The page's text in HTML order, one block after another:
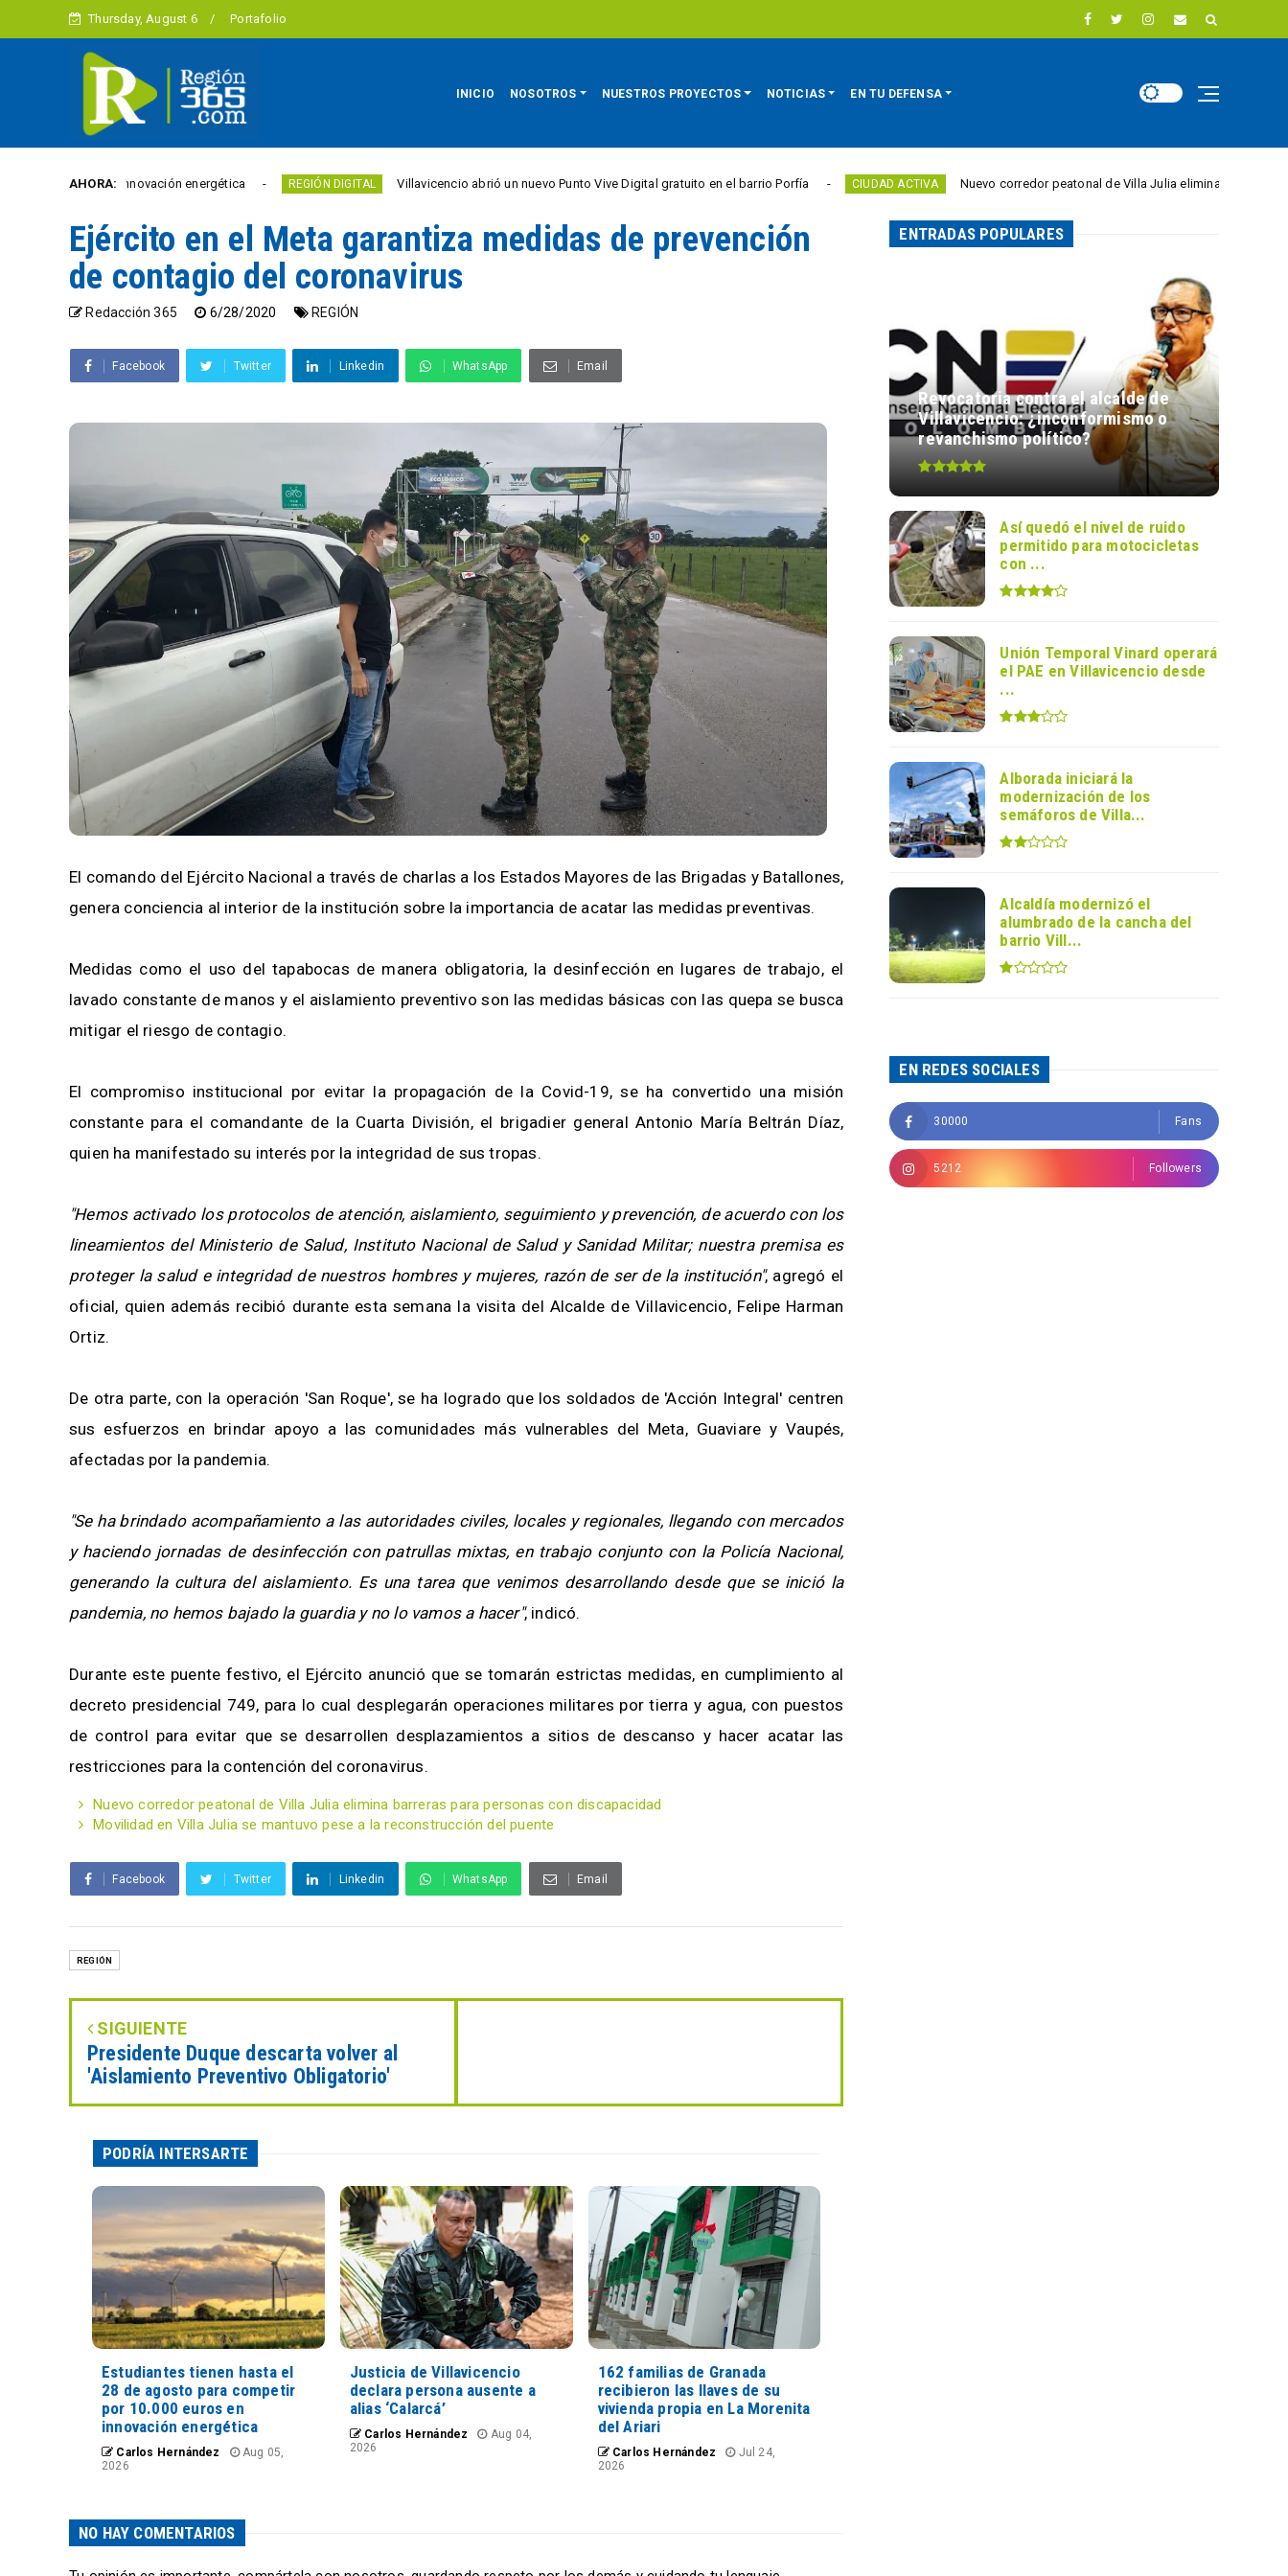
Thursday, August 6 Portafolio
INICIO NOSOTROS NUESTROS PROYECTOS NOTICIAS EN TU DEFENSA
AHORA:
en innovación energética REGIÓN DIGITAL Villavicencio abrió un nuevo Punto Vive Digital gratuito en el barrio Porfía CIUDAD ACTIVA Nuevo corredor peatonal de Villa Julia elimina barreras para personas
Ejército en el Meta garantiza medidas de prevención
de contagio del coronavirus
Redacción 365 6/28/2020 REGIÓN
Facebook Twitter Linkedin WhatsApp Email
El comando del Ejército Nacional a través de charlas a los Estados Mayores de las Brigadas y Batallones,
genera conciencia al interior de la institución sobre la importancia de acatar las medidas preventivas.
Medidas como el uso del tapabocas de manera obligatoria, la desinfección en lugares de trabajo, el
lavado constante de manos y el aislamiento preventivo son las medidas básicas con las quepa se busca
mitigar el riesgo de contagio.
El compromiso institucional por evitar la propagación de la Covid-19, se ha convertido una misión
constante para el comandante de la Cuarta División, el brigadier general Antonio María Beltrán Díaz,
quien ha manifestado su interés por la integridad de sus tropas.
"Hemos activado los protocolos de atención, aislamiento, seguimiento y prevención, de acuerdo con los
lineamientos del Ministerio de Salud, Instituto Nacional de Salud y Sanidad Militar; nuestra premisa es
proteger la salud e integridad de nuestros hombres y mujeres, razón de ser de la institución", agregó el
oficial, quien además recibió durante esta semana la visita del Alcalde de Villavicencio, Felipe Harman
Ortiz.
De otra parte, con la operación 'San Roque', se ha logrado que los soldados de 'Acción Integral' centren
sus esfuerzos en brindar apoyo a las comunidades más vulnerables del Meta, Guaviare y Vaupés,
afectadas por la pandemia.
"Se ha brindado acompañamiento a las autoridades civiles, locales y regionales, llegando con mercados
y haciendo jornadas de desinfección con patrullas mixtas, en trabajo conjunto con la Policía Nacional,
generando la cultura del aislamiento. Es una tarea que venimos desarrollando desde que se inició la
pandemia, no hemos bajado la guardia y no lo vamos a hacer", indicó.
Durante este puente festivo, el Ejército anunció que se tomarán estrictas medidas, en cumplimiento al
decreto presidencial 749, para lo cual desplegarán operaciones militares por tierra y agua, con puestos
de control para evitar que se desarrollen desplazamientos a sitios de descanso y hacer acatar las
restricciones para la contención del coronavirus.
Nuevo corredor peatonal de Villa Julia elimina barreras para personas con discapacidad
Movilidad en Villa Julia se mantuvo pese a la reconstrucción del puente
Facebook Twitter Linkedin WhatsApp Email
REGIÓN
SIGUIENTE
Presidente Duque descarta volver al
'Aislamiento Preventivo Obligatorio'
PODRÍA INTERSARTE
Estudiantes tienen hasta el
28 de agosto para competir
por 10.000 euros en
innovación energética
Carlos Hernández
Aug 05,
2026
Justicia de Villavicencio
declara persona ausente a
alias ‘Calarcá’
Carlos Hernández
Aug 04,
2026
162 familias de Granada
recibieron las llaves de su
vivienda propia en La Morenita
del Ariari
Carlos Hernández
Jul 24,
2026
NO HAY COMENTARIOS
ENTRADAS POPULARES
Revocatoria contra el alcalde de
Villavicencio: ¿inconformismo o
revanchismo político?
Así quedó el nivel de ruido
permitido para motocicletas
con ...
Unión Temporal Vinard operará
el PAE en Villavicencio desde
...
Alborada iniciará la
modernización de los
semáforos de Villa...
Alcaldía modernizó el
alumbrado de la cancha del
barrio Vill...
EN REDES SOCIALES
30000 Fans
5212 Followers